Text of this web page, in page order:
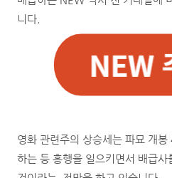
니다.
영화 관련주의 상승세는 파묘 개
하는 등 흥행을 일으키면서 배급